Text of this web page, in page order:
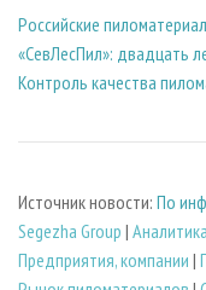
Российские
«СевЛесПил»: двадцать
Контроль качества
Источник новости: По
Segezha Group | Аналитика
Предприятия, компании |